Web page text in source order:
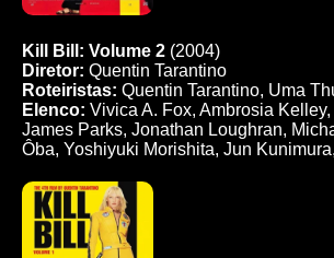
Kill Bill: Volume 2 (2004)
Diretor: Quentin Tarantino
Roteiristas: Quentin Tarantino, Uma
Elenco: Vivica A. Fox, Ambrosia
James Parks, Jonathan Loughran,
Ôba, Yoshiyuki Morishita, Jun